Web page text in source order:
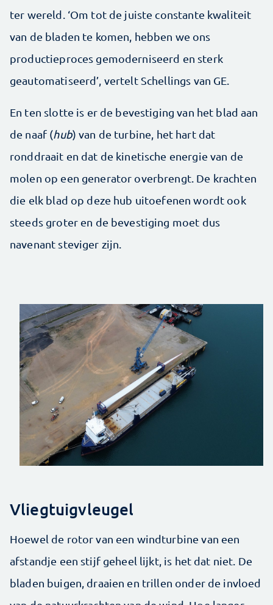
ter wereld. ‘Om tot de juiste constante kwaliteit
van de bladen te komen, hebben we ons
productieproces gemoderniseerd en sterk
geautomatiseerd’, vertelt Schellings van GE.
En ten slotte is er de bevestiging van het blad aan
de naaf (hub) van de turbine, het hart dat
ronddraait en dat de kinetische energie van de
molen op een generator overbrengt. De krachten
die elk blad op deze hub uitoefenen wordt ook
steeds groter en de bevestiging moet dus
navenant steviger zijn.
Vliegtuigvleugel
Hoewel de rotor van een windturbine van een
afstandje een stijf geheel lijkt, is het dat niet. De
bladen buigen, draaien en trillen onder de invloed